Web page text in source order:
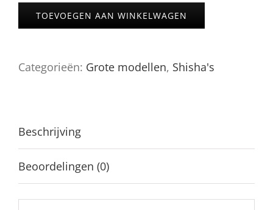
van
Mr.
aantal
TOEVOEGEN AAN WINKELWAGEN
Categorieën: Grote modellen, Shisha's
Beschrijving
Beoordelingen (0)